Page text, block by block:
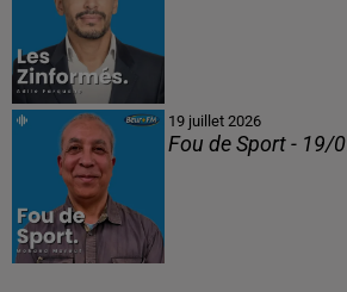
19 juillet 2026
Fou de Sport - 19/